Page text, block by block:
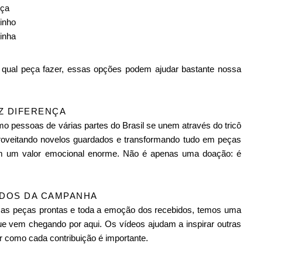
peça fazer, essas opções podem ajudar bastante nossa
DIFERENÇA
pessoas de várias partes do Brasil se unem através do tricô
novelos guardados e transformando tudo em peças
valor emocional enorme. Não é apenas uma doação: é
DA CAMPANHA
peças prontas e toda a emoção dos recebidos, temos uma
vem chegando por aqui. Os vídeos ajudam a inspirar outras
cada contribuição é importante.